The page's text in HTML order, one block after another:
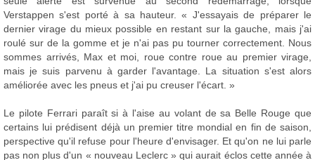
Verstappen s'est porté à sa hauteur. « J'essayais de préparer le
dernier virage du mieux possible en restant sur la gauche, mais j'ai
roulé sur de la gomme et je n'ai pas pu tourner correctement. Nous
sommes arrivés, Max et moi, roue contre roue au premier virage,
mais je suis parvenu à garder l'avantage. La situation s'est alors
améliorée avec les pneus et j'ai pu creuser l'écart. »
Le pilote Ferrari paraît si à l'aise au volant de sa Belle Rouge que
certains lui prédisent déjà un premier titre mondial en fin de saison,
perspective qu'il refuse pour l'heure d'envisager. Et qu'on ne lui parle
pas non plus d'un « nouveau Leclerc » qui aurait éclos cette année à